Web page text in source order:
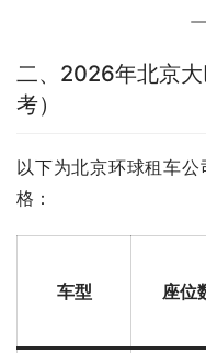
二、2026年北京
考）
以下为北京环球租车
格：
车型 座位